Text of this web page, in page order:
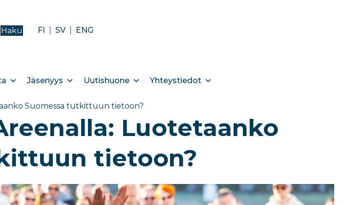
Haku FI SV ENG
Jäsenyys Uutishuone Yhteystiedot
Suomessa tutkittuun tietoon?
Luotetaanko
tietoon?